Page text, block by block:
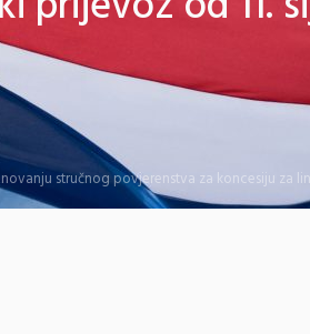
stručnog povjerenstva za koncesiju za